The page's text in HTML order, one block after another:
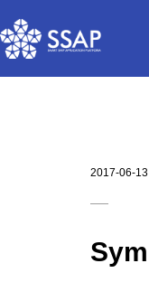
2017-06-13